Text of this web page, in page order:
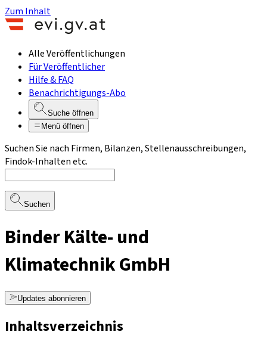
Zum Inhalt
Alle Veröffentlichungen
Für Veröffentlicher
Hilfe & FAQ
Benachrichtigungs-Abo
Suche öffnen
Menü öffnen
Suchen Sie nach Firmen, Bilanzen, Stellenausschreibungen,
Findok-Inhalten etc.
Suchen
Binder Kälte- und
Klimatechnik GmbH
Updates abonnieren
Inhaltsverzeichnis